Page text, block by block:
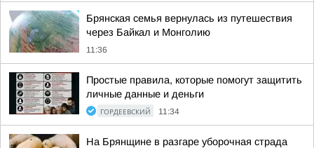
Брянская семья вернулась из путешествия
через Байкал и Монголию
11:36
Простые правила, которые помогут защитить
личные данные и деньги
ГОРДЕЕВСКИЙ 11:34
На Брянщине в разгаре уборочная страда